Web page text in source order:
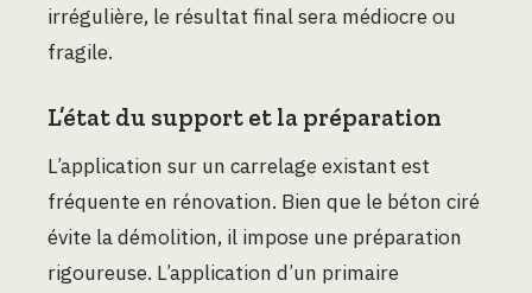
irrégulière, le résultat final sera médiocre ou
fragile.
L’état du support et la préparation
L’application sur un carrelage existant est
fréquente en rénovation. Bien que le béton ciré
évite la démolition, il impose une préparation
rigoureuse. L’application d’un primaire